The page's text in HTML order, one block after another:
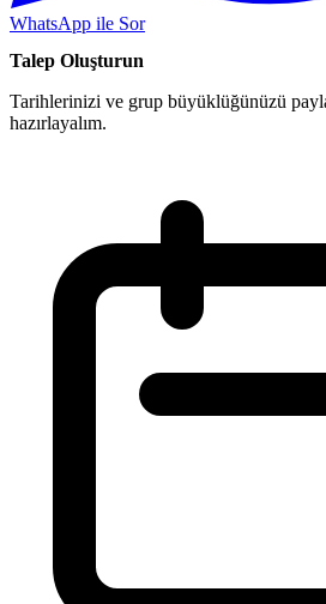
WhatsApp ile Sor
Talep Oluşturun
Tarihlerinizi ve grup büyüklüğünüzü
hazırlayalım.